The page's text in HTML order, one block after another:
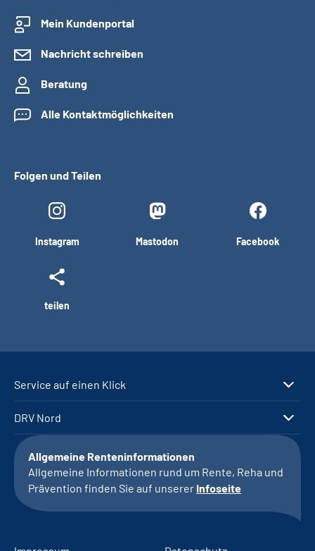
Mein Kundenportal
Nachricht schreiben
Beratung
Alle Kontaktmöglichkeiten
Folgen und Teilen
Instagram Mastodon Facebook
teilen
Service auf einen Klick
DRV Nord
Allgemeine Renteninformationen
Allgemeine Informationen rund um Rente, Reha und
Prävention finden Sie auf unserer Infoseite